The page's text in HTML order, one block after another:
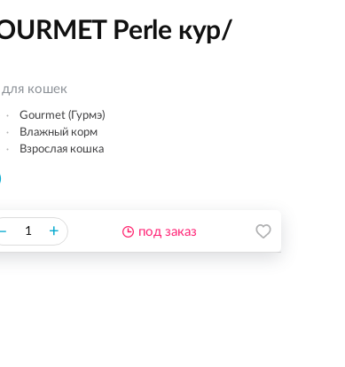
Perle кур/
для кошек
Gourmet (Гурмэ)
Влажный корм
Взрослая кошка
+ под заказ